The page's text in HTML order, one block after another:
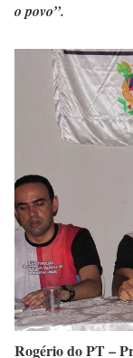
o povo”.
Rogério do PT –